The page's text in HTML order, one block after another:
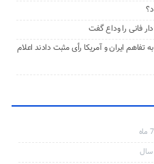
فانی را وداع گفت
به تفاهم ایران و آمریکا رأی مثبت دادند اعلام
7 ماه